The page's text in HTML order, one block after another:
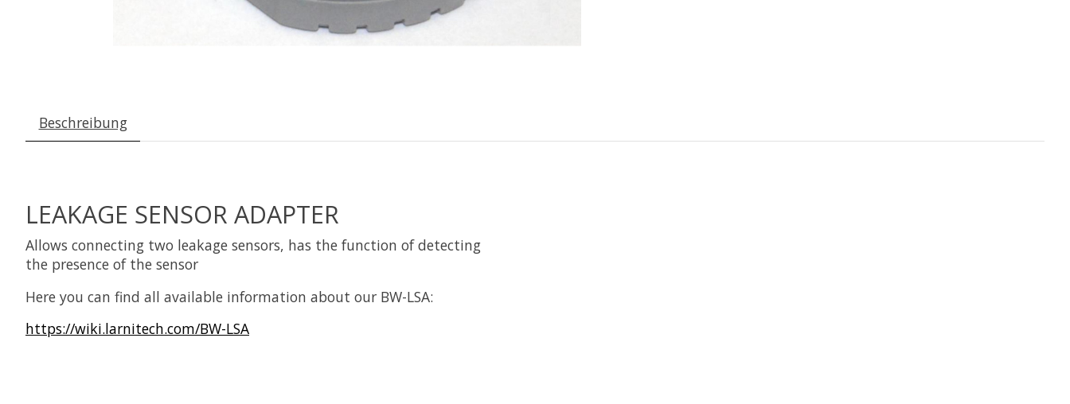
Beschreibung
LEAKAGE SENSOR ADAPTER
Allows connecting two leakage sensors, has the function of detecting
the presence of the sensor
Here you can find all available information about our BW-LSA:
https://wiki.larnitech.com/BW-LSA